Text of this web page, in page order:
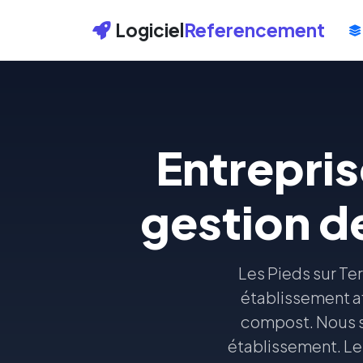
LogicielReferencement
gestion
Les Pieds sur
établissement
compost. Nous
établissement.